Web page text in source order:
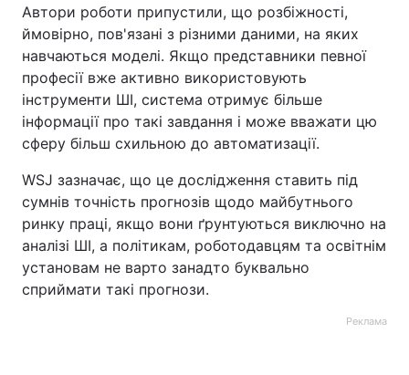
Автори роботи припустили, що розбіжності,
ймовірно, пов'язані з різними даними, на яких
навчаються моделі. Якщо представники певної
професії вже активно використовують
інструменти ШІ, система отримує більше
інформації про такі завдання і може вважати цю
сферу більш схильною до автоматизації.
WSJ зазначає, що це дослідження ставить під
сумнів точність прогнозів щодо майбутнього
ринку праці, якщо вони ґрунтуються виключно на
аналізі ШІ, а політикам, роботодавцям та освітнім
установам не варто занадто буквально
сприймати такі прогнози.
Реклама